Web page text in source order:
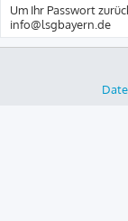
Um Ihr Passwort
info@lsgbayern.de